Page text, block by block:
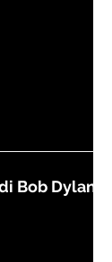
Bob Dylan